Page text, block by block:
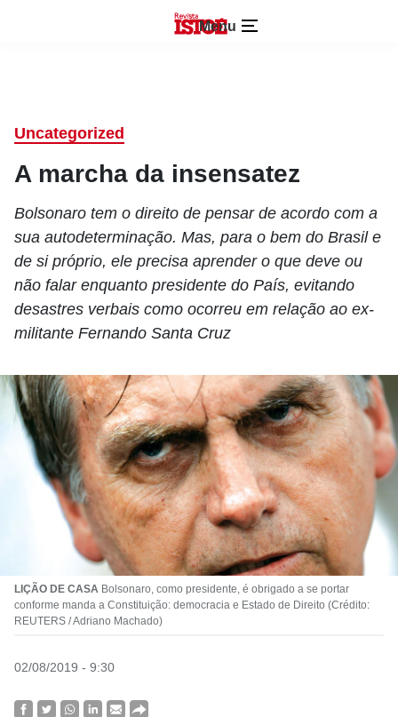
Menu
Uncategorized
A marcha da insensatez
Bolsonaro tem o direito de pensar de acordo com a
sua autodeterminação. Mas, para o bem do Brasil e
de si próprio, ele precisa aprender o que deve ou
não falar enquanto presidente do País, evitando
desastres verbais como ocorreu em relação ao ex-
militante Fernando Santa Cruz
LIÇÃO DE CASA Bolsonaro, como presidente, é obrigado a se portar
conforme manda a Constituição: democracia e Estado de Direito (Crédito:
REUTERS / Adriano Machado)
02/08/2019 - 9:30